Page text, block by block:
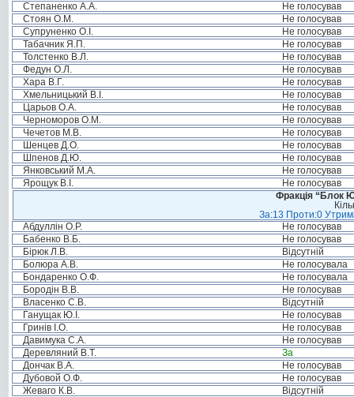
Степаненко А.А.
Не голосував
Стоян О.М.
Не голосував
Супруненко О.І.
Не голосував
Табачник Я.П.
Не голосував
Толстенко В.Л.
Не голосував
Федун О.Л.
Не голосував
Хара В.Г.
Не голосував
Хмельницький В.І.
Не голосував
Царьов О.А.
Не голосував
Черноморов О.М.
Не голосував
Чечетов М.В.
Не голосував
Шенцев Д.О.
Не голосував
Шпенов Д.Ю.
Не голосував
Янковський М.А.
Не голосував
Ярощук В.І.
Не голосував
Фракція “Блок
За:13 Проти:0
Абдуллін О.Р.
Не голосував
Бабенко В.Б.
Не голосував
Бірюк Л.В.
Відсутній
Болюра А.В.
Не голосувала
Бондаренко О.Ф.
Не голосувала
Бородін В.В.
Не голосував
Власенко С.В.
Відсутній
Ганущак Ю.І.
Не голосував
Гринів І.О.
Не голосував
Давимука С.А.
Не голосував
Деревляний В.Т.
За
Дончак В.А.
Не голосував
Дубовой О.Ф.
Не голосував
Жеваго К.В.
Відсутній